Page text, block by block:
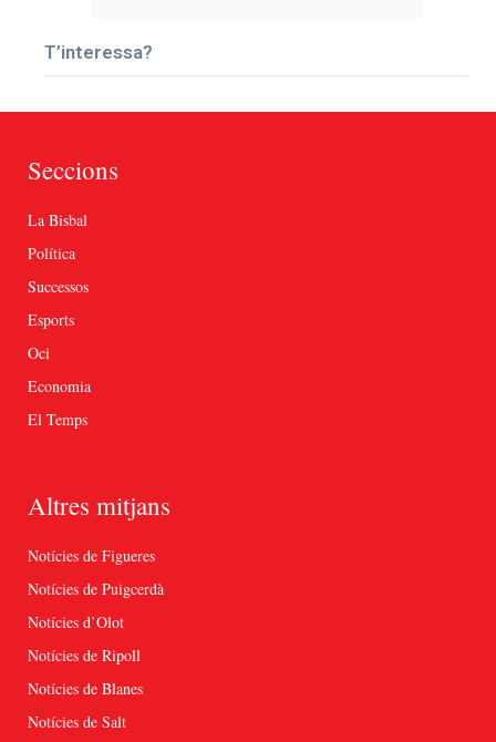
T’interessa?
Seccions
La Bisbal
Política
Successos
Esports
Oci
Economia
El Temps
Altres mitjans
Notícies de Figueres
Notícies de Puigcerdà
Notícies d’Olot
Notícies de Ripoll
Notícies de Blanes
Notícies de Salt